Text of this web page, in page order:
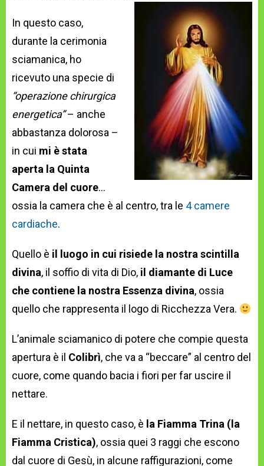
In questo caso,
durante la cerimonia
sciamanica, ho
ricevuto una specie di
“operazione chirurgica
energetica”– anche
abbastanza dolorosa –
in cui mi è stata
aperta la Quinta
Camera del cuore…
ossia la camera che è al centro, tra le 4 camere
cardiache.
Quello è il luogo in cui risiede la nostra scintilla
divina, il soffio di vita di Dio, il diamante di Luce
che contiene la nostra Essenza divina, ossia
quello che rappresenta il logo di Ricchezza Vera.
L’animale sciamanico di potere che compie questa
apertura è il Colibrì, che va a “beccare” al centro del
cuore, come quando bacia i fiori per far uscire il
nettare.
E il nettare, in questo caso, è la Fiamma Trina (la
Fiamma Cristica), ossia quei 3 raggi che escono
dal cuore di Gesù, in alcune raffigurazioni, come